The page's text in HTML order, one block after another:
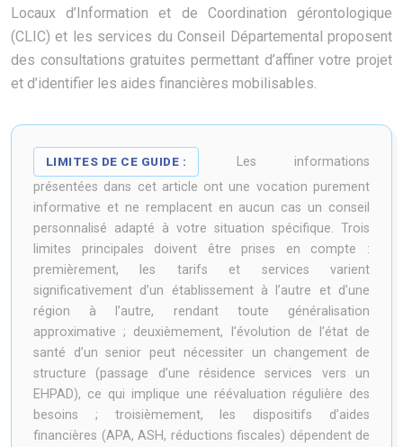
Locaux d’Information et de Coordination gérontologique
(CLIC) et les services du Conseil Départemental proposent
des consultations gratuites permettant d’affiner votre projet
et d’identifier les aides financières mobilisables.
LIMITES DE CE GUIDE :
Les informations
présentées dans cet article ont une vocation purement
informative et ne remplacent en aucun cas un conseil
personnalisé adapté à votre situation spécifique. Trois
limites principales doivent être prises en compte :
premièrement, les tarifs et services varient
significativement d’un établissement à l’autre et d’une
région à l’autre, rendant toute généralisation
approximative ; deuxièmement, l’évolution de l’état de
santé d’un senior peut nécessiter un changement de
structure (passage d’une résidence services vers un
EHPAD), ce qui implique une réévaluation régulière des
besoins ; troisièmement, les dispositifs d’aides
financières (APA, ASH, réductions fiscales) dépendent de